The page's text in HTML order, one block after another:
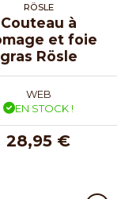
RÖSLE
Couteau à
et foie
gras Rösle
WEB
EN STOCK !
28,95 €